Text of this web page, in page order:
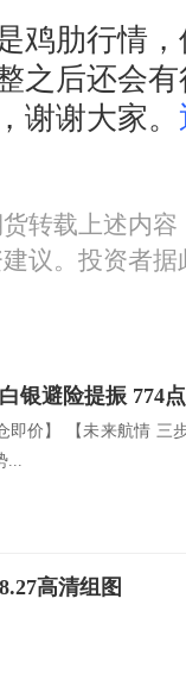
肋行情，
之后还会
谢谢大家。
转载上述内
议。投资者
银避险提振 774
即价】 【未来航情 三
...
高清组图